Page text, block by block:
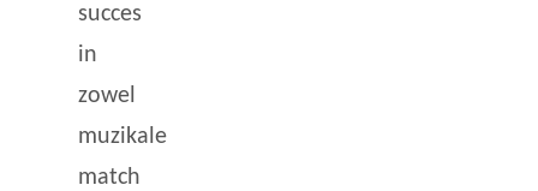
succes
in
zowel
muzikale
match